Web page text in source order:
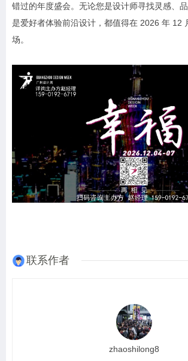
错过的年度盛会。无论您是设计师寻找灵感、
是爱好者体验前沿设计，都值得在 2026 年 12
场。
联系作者
zhaoshilong8